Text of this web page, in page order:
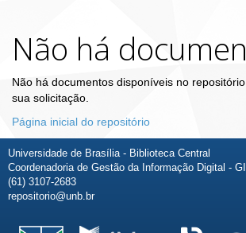
Não há
Não há documentos disponíveis no
sua solicitação.
Página inicial do repositório
Universidade de Brasília - Biblioteca Central
Coordenadoria de Gestão da Informação Digital -
(61) 3107-2683
repositorio@unb.br